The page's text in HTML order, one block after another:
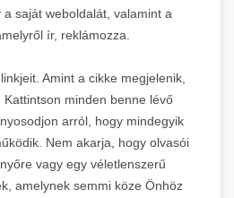
saját weboldalát, valamint a
ír, reklámozza.
Amint a cikke megjelenik,
Kattintson minden benne lévő
arról, hogy mindegyik
Nem akarja, hogy olvasói
vagy egy véletlenszerű
amelynek semmi köze Önhöz